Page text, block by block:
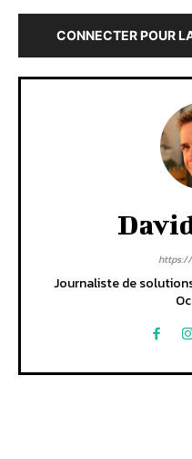
CONNECTER POUR
Journaliste de